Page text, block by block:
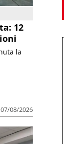
12
08/2026
la